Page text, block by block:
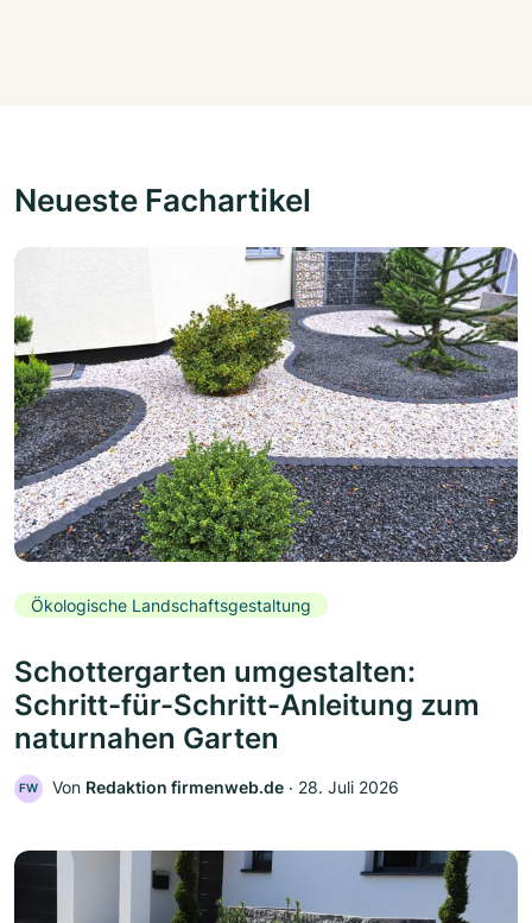
Neueste Fachartikel
Ökologische Landschaftsgestaltung
Schottergarten umgestalten:
Schritt-für-Schritt-Anleitung zum
naturnahen Garten
FW Von Redaktion firmenweb.de ‧ 28. Juli 2026